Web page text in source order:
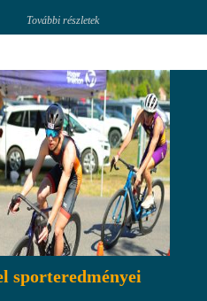
További részletek
sporteredményei